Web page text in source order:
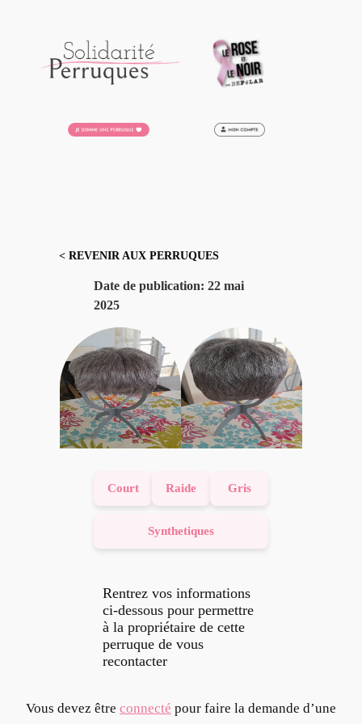
contenu
< REVENIR AUX PERRUQUES
Date de publication: 22 mai
2025
Court Raide Gris
Synthetiques
Rentrez vos informations
ci-dessous pour permettre
à la propriétaire de cette
perruque de vous
recontacter
Vous devez être connecté pour faire la demande d’une